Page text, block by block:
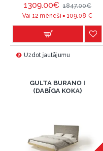
1309.00€ 1847.00€
Vai 12 mēneši =109.08 €
Uzdot jautājumu
GULTA BURANO I
(DABĪGA KOKA)